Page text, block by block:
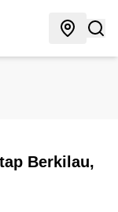
Berkilau,